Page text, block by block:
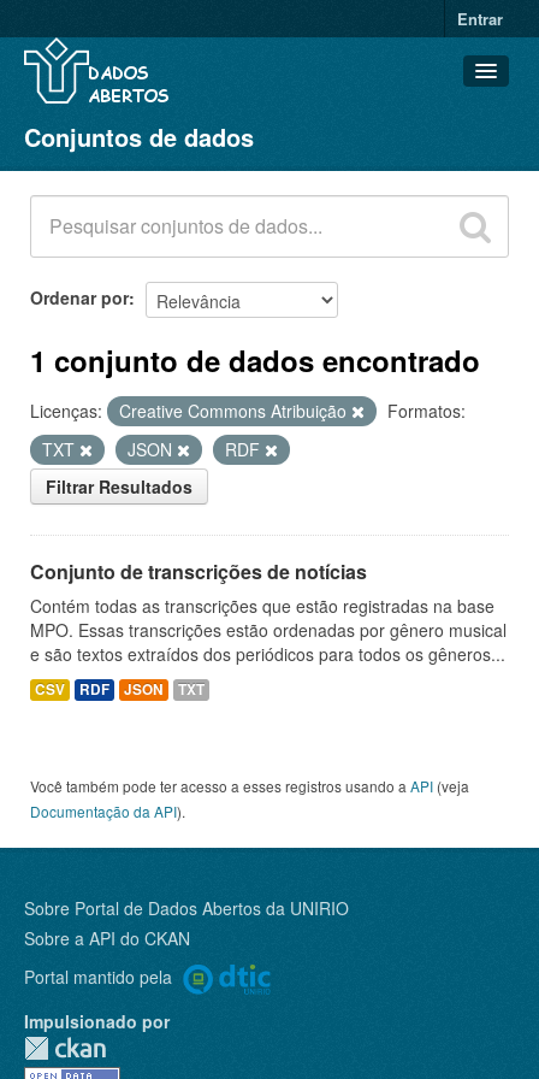
Entrar
Conjuntos de dados
Organizações
Grupos
Sobre
Conjuntos de dados
Ordenar por
1 conjunto de dados encontrado
Licenças: Creative Commons Atribuição
Formatos:
TXT
JSON
RDF
Filtrar Resultados
Conjunto de transcrições de notícias
Contém todas as transcrições que estão registradas na base
MPO. Essas transcrições estão ordenadas por gênero musical
e são textos extraídos dos periódicos para todos os gêneros...
CSV RDF JSON TXT
Você também pode ter acesso a esses registros usando a API (veja
Documentação da API).
Sobre Portal de Dados Abertos da UNIRIO
Sobre a API do CKAN
Portal mantido pela
Impulsionado por